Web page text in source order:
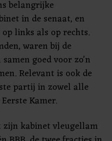
belangrijke
in de senaat, en
links als op rechts.
waren bij de
goed voor zo'n
Relevant is ook de
partij in zowel alle
Kamer.
kabinet vleugellam